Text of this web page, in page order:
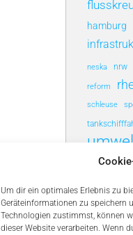
Um dir ein optimales Erlebnis zu
Geräteinformationen zu speichern
Technologien zustimmst, können
dieser Website verarbeiten. Wenn
hamburg
neska nrw
reform
schleuse